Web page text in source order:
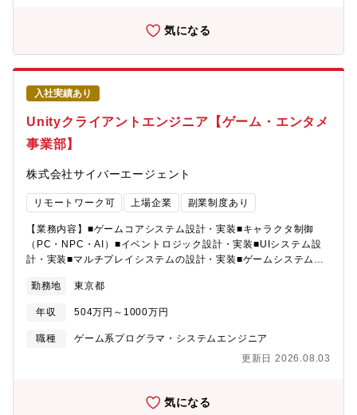
垣根を超えた交流が活発です。（人材レンタル制度、各種勉強
会、懇親会制度、公募型異動制度など）【採用背景】ワールドワ
イドでリリース予定の開発中ゲームタイトルが複数あり、 スピー
ド感をもってよりクオリティの高いプロダクトを作っていくため
にエンジニアを積極増員することとなりました。当社は若手抜擢
文化を大切な文化として育んでいることもあり、今回特に第二新
卒世代の方を積極募集するはこびとなりました。【ゲーム・エン
ターテイメント事業部（SGE）について】サイバーエージェント
では、メディア、広告、ゲーム事業を主軸としたインターネット
業員数約7000名／グループ会社数約110社）中でも、ゲーム事業
部（SGE）は、現在約1700名。計10社のグループ会社で構成さ
れ、スマホゲームを主軸に、グッズ企画・EC・グローバルマーケ
独自の経営をしながらも、各社間で強固に連携し合う独特な文化
を持つ組織です。【配属先】株式会社サイバーエージェントのゲ
ーム事業部に属する、株式会社アプリボット、株式会社グレンジ
での採用と配属を予定しております。面談を通して、志向性・ス
発環境】▼インフラ・CI/CD■パブリッククラウド(AWS/GCP)▼
気になる
入社実績あり
Unityクライアントエンジニア【ゲーム・エンタメ
事業部】
株式会社サイバーエージェント
リモートワーク可 上場企業 副業制度あり
【業務内容】■ゲームコアシステム設計・実装■キャラクタ制御
（PC・NPC・AI）■イベントロジック設計・実装■UIシステム設
計・実装■マルチプレイシステムの設計・実装■ゲームシステムに
9社のグループ会社を技術で支える横断組織として、プロダクトの
開発効率と品質の最適化というミッションのもとに活動していま
す。■車輪の再発明を防ぐための共通基盤開発■モバイルゲームに
おけるパフォーマンスの最適化■チートを防ぐためのセキュリティ
ッションを達成するために必要なことを自分たちで考え実行して
方、ぜひご応募をお待ちしております。【ゲーム・エンターテイ
メント事業部（SGE）の概要】サイバーエージェントでは、メデ
勤務地 東京都
年収 504万円～1000万円
職種
ゲーム系プログラマ・システムエンジニア
更新日 2026.08.03
気になる